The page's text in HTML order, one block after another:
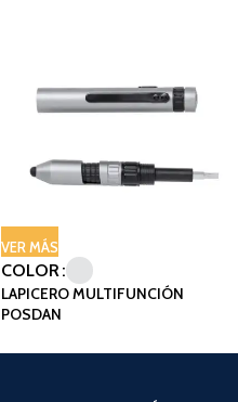
VER MÁS
COLOR
LAPICERO MULTIFUNCIÓN
POSDAN